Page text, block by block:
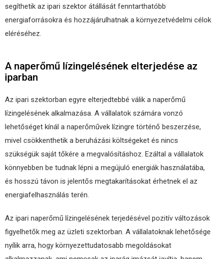
segíthetik az ipari szektor átállását fenntarthatóbb
energiaforrásokra és hozzájárulhatnak a környezetvédelmi célok
eléréséhez.
A naperőmű lízingelésének elterjedése az
iparban
Az ipari szektorban egyre elterjedtebbé válik a naperőmű
lízingelésének alkalmazása. A vállalatok számára vonzó
lehetőséget kínál a naperőművek lízingre történő beszerzése,
mivel csökkenthetik a beruházási költségeket és nincs
szükségük saját tőkére a megvalósításhoz. Ezáltal a vállalatok
könnyebben be tudnak lépni a megújuló energiák használatába,
és hosszú távon is jelentős megtakarításokat érhetnek el az
energiafelhasználás terén.
Az ipari naperőmű lízingelésének terjedésével pozitív változások
figyelhetők meg az üzleti szektorban. A vállalatoknak lehetősége
nyílik arra, hogy környezettudatosabb megoldásokat